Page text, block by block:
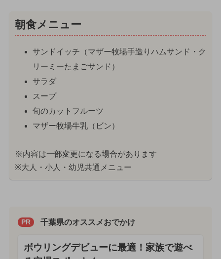
朝食メニュー
サンドイッチ（マザー牧場手造りハムサンド・ク
リーミーたまごサンド）
サラダ
スープ
旬のカットフルーツ
マザー牧場牛乳（ビン）
※内容は一部変更になる場合があります
※大人・小人・幼児共通メニュー
PR 千葉県のオススメおでかけ
ボウリングデビューに最適！家族で遊べ